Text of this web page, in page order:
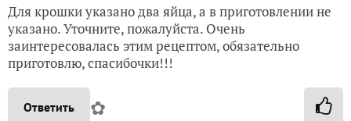
Для крошки указано два яйца, а в приготовлении не
указано. Уточните, пожалуйста. Очень
заинтересовалась этим рецептом, обязательно
приготовлю, спасибочки!!!
Ответить ✿